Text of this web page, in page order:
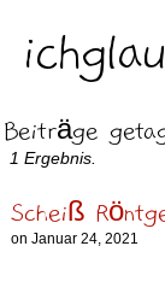
Beiträge
1 Ergebnis.
Scheiß
on Januar 24, 2021